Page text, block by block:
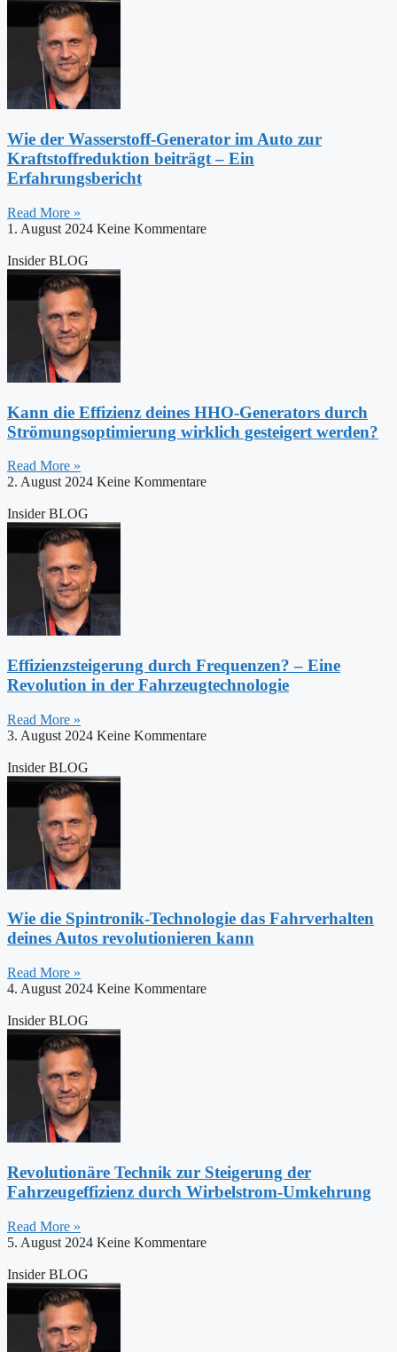
Wie der Wasserstoff-Generator im Auto zur
Kraftstoffreduktion beiträgt – Ein
Erfahrungsbericht
Read More »
1. August 2024 Keine Kommentare
Insider BLOG
Kann die Effizienz deines HHO-Generators durch
Strömungsoptimierung wirklich gesteigert werden?
Read More »
2. August 2024 Keine Kommentare
Insider BLOG
Effizienzsteigerung durch Frequenzen? – Eine
Revolution in der Fahrzeugtechnologie
Read More »
3. August 2024 Keine Kommentare
Insider BLOG
Wie die Spintronik-Technologie das Fahrverhalten
deines Autos revolutionieren kann
Read More »
4. August 2024 Keine Kommentare
Insider BLOG
Revolutionäre Technik zur Steigerung der
Fahrzeugeffizienz durch Wirbelstrom-Umkehrung
Read More »
5. August 2024 Keine Kommentare
Insider BLOG